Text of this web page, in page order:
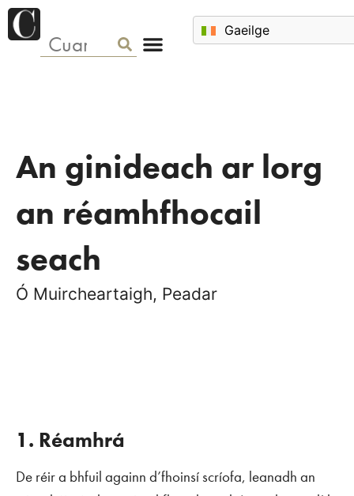
An ginideach ar lorg
an réamhfhocail
seach
Ó Muircheartaigh, Peadar
1. Réamhrá
De réir a bhfuil againn d’fhoinsí scríofa, leanadh an